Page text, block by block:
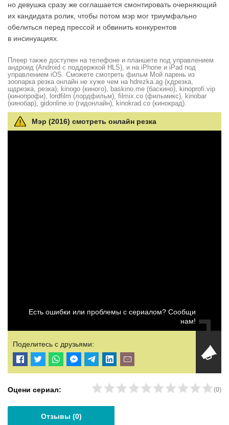
но девушка сразу же соглашается смонтировать очерняющий
их кандидата ролик, чтобы потом мэр мог триумфально
обелиться перед прессой и обвинить конкурентов
в инсинуациях.
Плеер также доступен на телефоне и планшете под управлением
андроид (Android с поддержкой HLS), и на iPhone и iPad под
управлением iOS. Сможете смотреть фильм Мой парень из
зоопарка резка онлайн не хуже чем на hdrezka.ag (хдрезка,
шдрезка, резка), kinogo (киного), baskino.me (баскино), kinoprofi.vip
(кинопрофи), lordfilm (лордфильм), filmix.co (фильмикс), kinobar
(кинобар), gidonline.io (гидонлайн), kinokrad.сo (кинокрад).
Мэр (2016) смотреть онлайн резка
Есть ошибки или проблемы с сериалом? Сообщи
нам!
Поделитесь с друзьями:
Оцени сериал: (0)
Отзывы (0)